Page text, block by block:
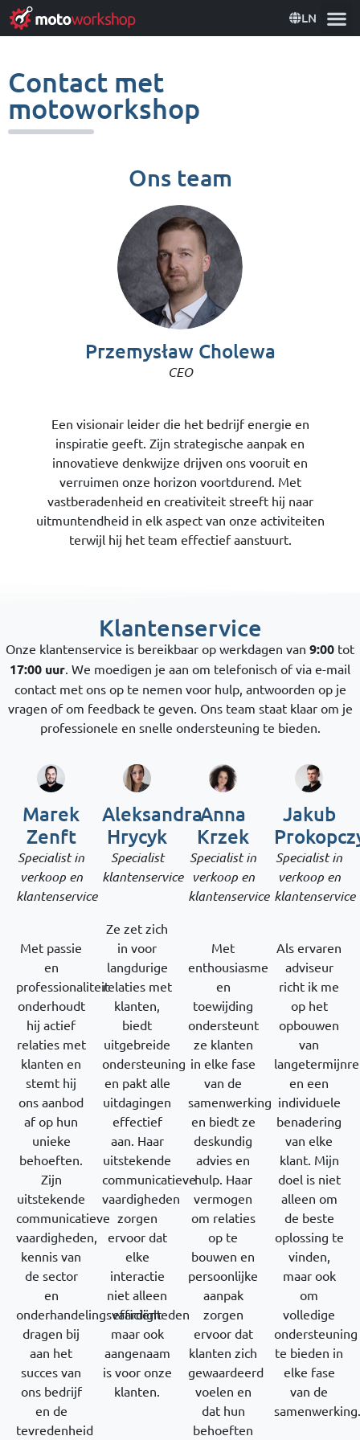
LN
Contact met
motoworkshop
Ons team
Przemysław Cholewa
CEO
Een visionair leider die het bedrijf energie en
inspiratie geeft. Zijn strategische aanpak en
innovatieve denkwijze drijven ons vooruit en
verruimen onze horizon voortdurend. Met
vastberadenheid en creativiteit streeft hij naar
uitmuntendheid in elk aspect van onze activiteiten
terwijl hij het team effectief aanstuurt.
Klantenservice
Onze klantenservice is bereikbaar op werkdagen van 9:00 tot
17:00 uur . We moedigen je aan om telefonisch of via e-mail
contact met ons op te nemen voor hulp, antwoorden op je
vragen of om feedback te geven. Ons team staat klaar om je
professionele en snelle ondersteuning te bieden.
Marek
Zenft
Specialist in
verkoop en
klantenservice
Met passie
en
professionaliteit
onderhoudt
hij actief
relaties met
klanten en
stemt hij
ons aanbod
af op hun
unieke
behoeften.
Zijn
uitstekende
communicatieve
vaardigheden,
kennis van
de sector
en
onderhandelingsvaardigheden
dragen bij
aan het
succes van
ons bedrijf
en de
tevredenheid
Aleksandra
Hrycyk
Specialist
klantenservice
Ze zet zich
in voor
langdurige
relaties met
klanten,
biedt
uitgebreide
ondersteuning
en pakt alle
uitdagingen
effectief
aan. Haar
uitstekende
communicatieve
vaardigheden
zorgen
ervoor dat
elke
interactie
niet alleen
efficiënt
maar ook
aangenaam
is voor onze
klanten.
Anna
Krzek
Specialist in
verkoop en
klantenservice
Met
enthousiasme
en
toewijding
ondersteunt
ze klanten
in elke fase
van de
samenwerking
en biedt ze
deskundig
advies en
hulp. Haar
vermogen
om relaties
op te
bouwen en
persoonlijke
aanpak
zorgen
ervoor dat
klanten zich
gewaardeerd
voelen en
dat hun
behoeften
Jakub
Specialist in
verkoop en
klantenservice
Als ervaren
adviseur
richt ik me
op het
opbouwen
van
en een
individuele
benadering
van elke
klant. Mijn
doel is niet
alleen om
de beste
oplossing te
vinden,
maar ook
om
volledige
ondersteuning
te bieden in
elke fase
van de
samenwerking.